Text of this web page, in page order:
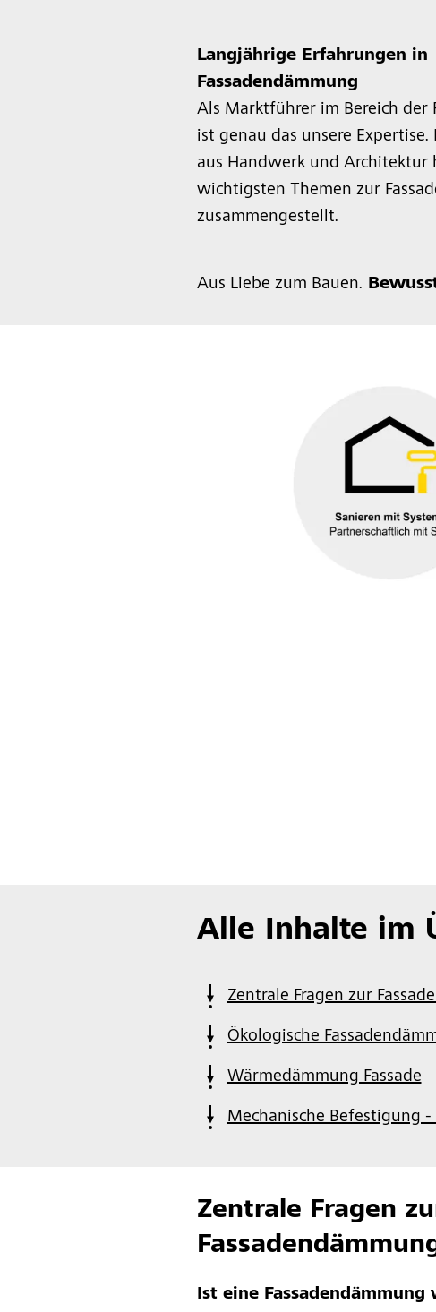
Langjährige Erfahrungen in
Fassadendämmung
Als Marktführer im Bereich der
ist genau das unsere Expertise.
aus Handwerk und Architektur
wichtigsten Themen zur
zusammengestellt.
Aus Liebe zum Bauen.
Alle Inhalte im
Zentrale Fragen zur
Ökologische
Wärmedämmung Fassade
Mechanische Befestigung
Zentrale Fragen
Ist eine